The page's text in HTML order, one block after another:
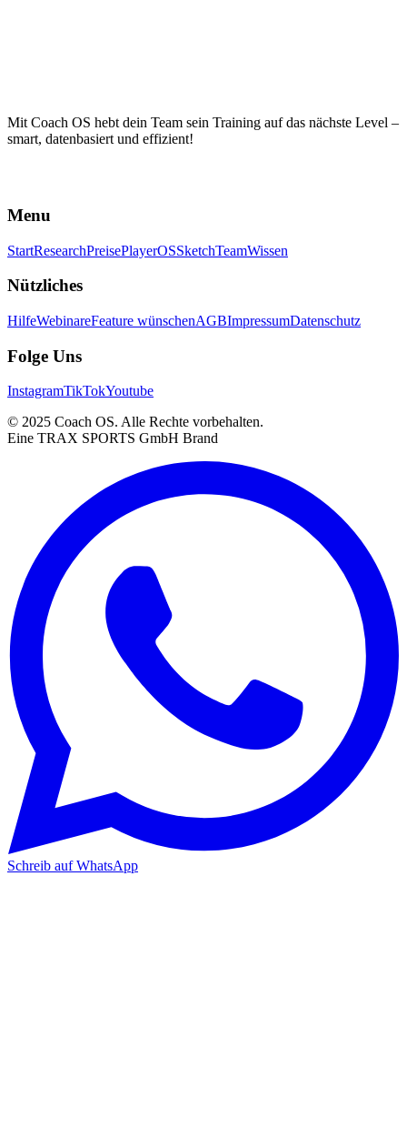
Mit Coach OS hebt dein Team sein Training auf das nächste Level –
smart, datenbasiert und effizient!
Menu
StartResearchPreisePlayerOSSketchTeamWissen
Nützliches
HilfeWebinareFeature wünschenAGBImpressumDatenschutz
Folge Uns
InstagramTikTokYoutube
© 2025 Coach OS. Alle Rechte vorbehalten.
Eine TRAX SPORTS GmbH Brand
Schreib auf WhatsApp